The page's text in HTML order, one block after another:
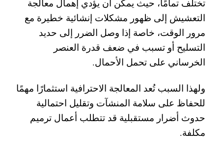
تختلف تمامًا، حيث يمكن أن يؤدي إهمال معالجة
التعشيش إلى ظهور مشكلات إنشائية خطيرة مع
مرور الوقت، خاصة إذا وصل الضرر إلى حديد
التسليح أو تسبب في ضعف قدرة العنصر
الخرساني على تحمل الأحمال.
ولهذا السبب تُعد المعالجة الاحترافية استثمارًا مهمًا
للحفاظ على سلامة المنشآت وتقليل احتمالية
حدوث أضرار مستقبلية قد تتطلب أعمال ترميم
مكلفة.